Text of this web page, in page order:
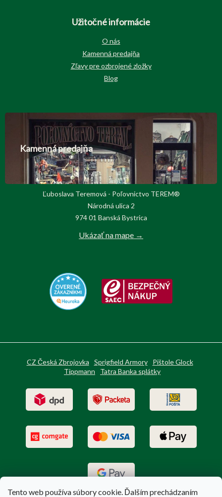
Tento web používa súbory cookie. Ďalším prechádzaním
Užitočné informácie
O nás
Kamenná predajňa
Zľavy pre ozbrojené zložky
Blog
Kamenná predajňa
Ľuboslava Teremová - Poľovnictvo TEREM®
Národná ulica 2
974 01 Banská Bystrica
Ukázať na mape →
CZ Česká Zbrojovka Sprigfield Armory
Pištole Glock
Tippmann
Tatra Banka splátky